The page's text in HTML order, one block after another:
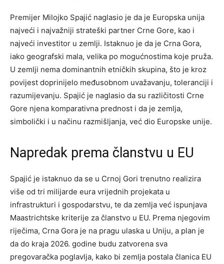
Premijer Milojko Spajić naglasio je da je Europska unija
najveći i najvažniji strateški partner Crne Gore, kao i
najveći investitor u zemlji. Istaknuo je da je Crna Gora,
iako geografski mala, velika po mogućnostima koje pruža.
U zemlji nema dominantnih etničkih skupina, što je kroz
povijest doprinijelo međusobnom uvažavanju, toleranciji i
razumijevanju. Spajić je naglasio da su različitosti Crne
Gore njena komparativna prednost i da je zemlja,
simbolički i u načinu razmišljanja, već dio Europske unije.
Napredak prema članstvu u EU
Spajić je istaknuo da se u Crnoj Gori trenutno realizira
više od tri milijarde eura vrijednih projekata u
infrastrukturi i gospodarstvu, te da zemlja već ispunjava
Maastrichtske kriterije za članstvo u EU. Prema njegovim
riječima, Crna Gora je na pragu ulaska u Uniju, a plan je
da do kraja 2026. godine budu zatvorena sva
pregovaračka poglavlja, kako bi zemlja postala članica EU